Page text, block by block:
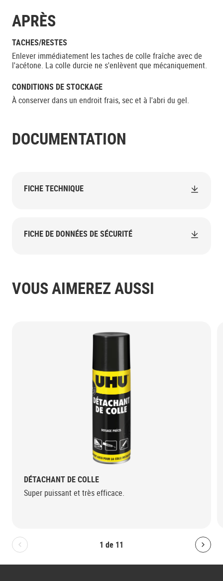
APRÈS
TACHES/RESTES
Enlever immédiatement les taches de colle fraîche avec de
l'acétone. La colle durcie ne s'enlèvent que mécaniquement.
CONDITIONS DE STOCKAGE
À conserver dans un endroit frais, sec et à l'abri du gel.
DOCUMENTATION
FICHE TECHNIQUE
FICHE DE DONNÉES DE SÉCURITÉ
VOUS AIMEREZ AUSSI
1 de 11
Bolton.General.PreviousSlide
DÉTACHANT DE COLLE
Super puissant et très efficace.